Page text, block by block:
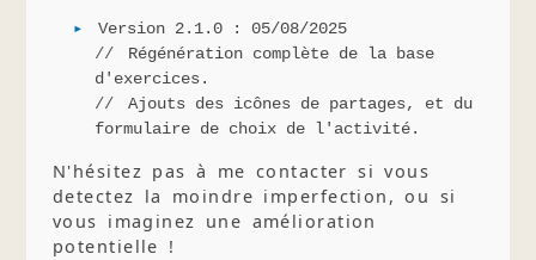
Version 2.1.0 : 05/08/2025
Régénération complète de la base
d'exercices.
Ajouts des icônes de partages, et du
formulaire de choix de l'activité.
N'hésitez pas à me contacter si vous
detectez la moindre imperfection, ou si
vous imaginez une amélioration
potentielle !